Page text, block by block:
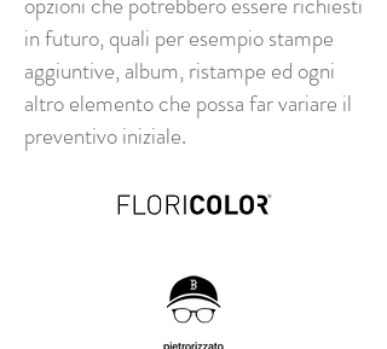
in futuro, quali per esempio stampe
aggiuntive, album, ristampe ed ogni
altro elemento che possa far variare il
preventivo iniziale.